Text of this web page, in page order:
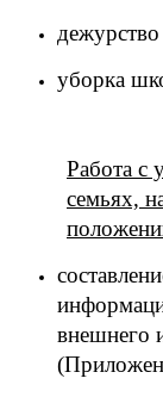
дежурство
уборка
Работа с
семьях,
внешнего